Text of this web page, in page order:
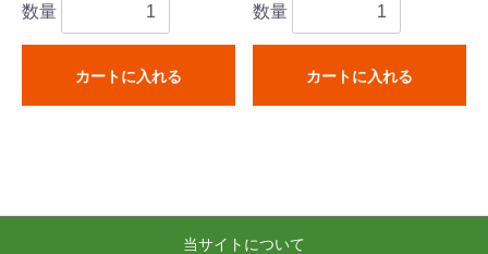
数量
カートに入れる
数量
カートに入れる
当サイトについて